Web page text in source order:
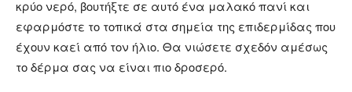
κρύο νερό, βουτήξτε σε αυτό ένα μαλακό πανί και
εφαρμόστε το τοπικά στα σημεία της επιδερμίδας που
έχουν καεί από τον ήλιο. Θα νιώσετε σχεδόν αμέσως
το δέρμα σας να είναι πιο δροσερό.